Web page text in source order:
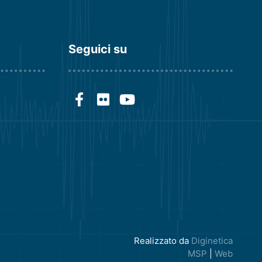
Seguici su
Realizzato da Diginetica
MSP
Web